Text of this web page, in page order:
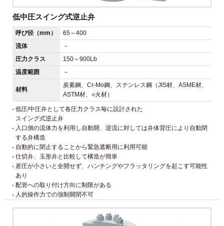
低中圧スイング式逆止弁
呼び径（mm）
65～400
流体
－
圧力クラス
150～900Lb
温度範囲
－
材料
炭素鋼、Cr-Mo鋼、ステンレス鋼（JIS材、ASME材、
ASTM材、○火材）
低圧/中圧弁として各圧力クラス毎に設計された
スイング式逆止弁
入口側の流体力を利用し自動開、逆流に対しては弁体背圧により自動閉
する弁構造
自動的に閉止することから緊急遮断用に利用可能
仕切弁、玉形弁と比較して構造が簡単
差圧が小さいと全開せず、ハンチングやフラッタリングを起こす可能性
あり
配管への取り付け方向に制限がある
人的操作力での強制開閉不可